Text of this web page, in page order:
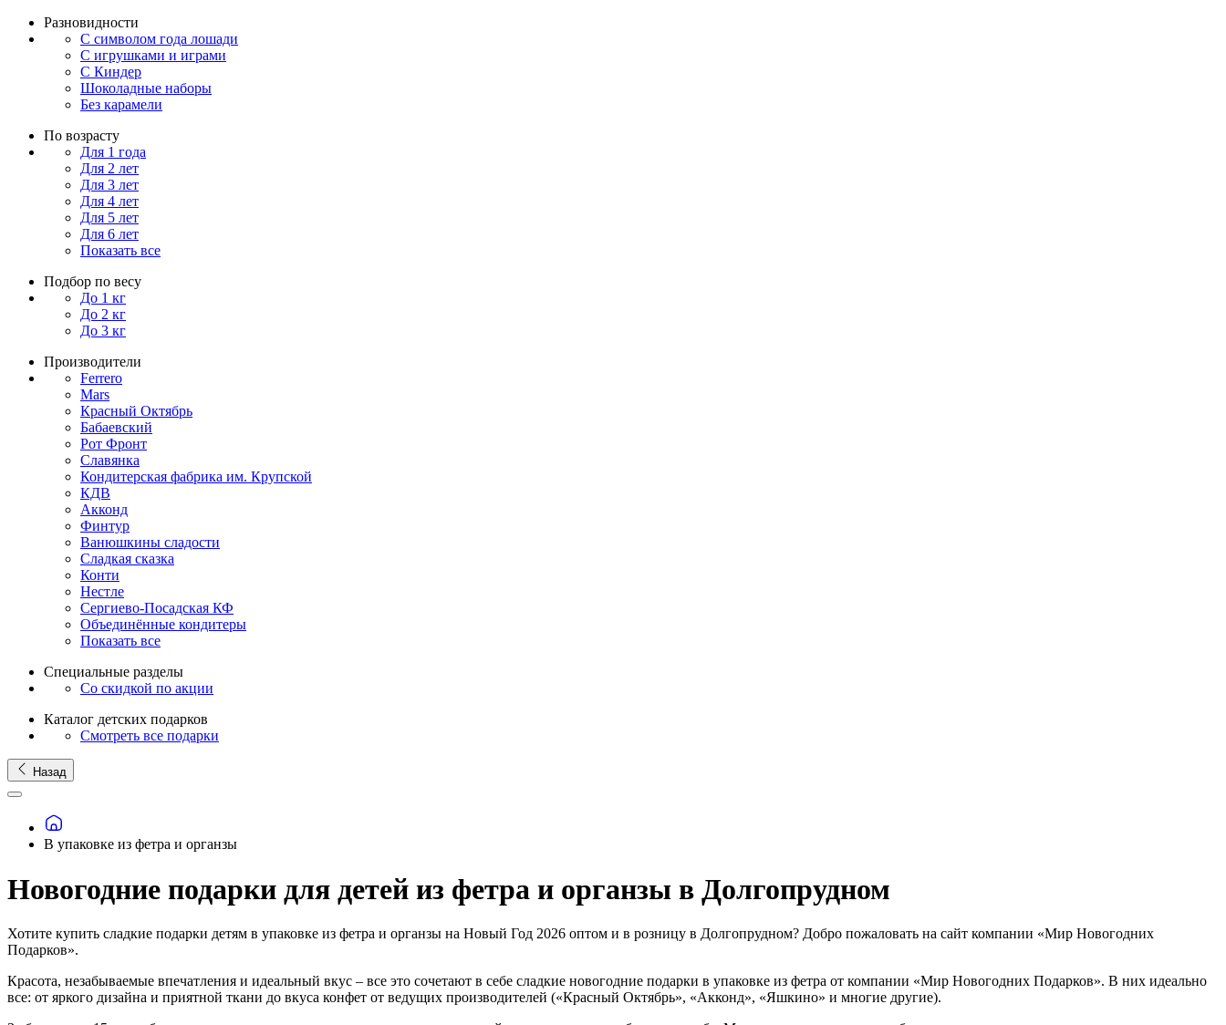
Разновидности
С символом года лошади
С игрушками и играми
С Киндер
Шоколадные наборы
Без карамели
По возрасту
Для 1 года
Для 2 лет
Для 3 лет
Для 4 лет
Для 5 лет
Для 6 лет
Показать все
Подбор по весу
До 1 кг
До 2 кг
До 3 кг
Производители
Ferrero
Mars
Красный Октябрь
Бабаевский
Рот Фронт
Славянка
Кондитерская фабрика им. Крупской
КДВ
Акконд
Финтур
Ванюшкины сладости
Сладкая сказка
Конти
Нестле
Сергиево-Посадская КФ
Объединённые кондитеры
Показать все
Специальные разделы
Со скидкой по акции
Каталог детских подарков
Смотреть все подарки
Назад
В упаковке из фетра и органзы
Новогодние подарки для детей из фетра и органзы в Долгопрудном
Хотите купить сладкие подарки детям в упаковке из фетра и органзы на Новый Год 2026 оптом и в розницу в Долгопрудном? Добро пожаловать на сайт компании «Мир Новогодних
Подарков».
Красота, незабываемые впечатления и идеальный вкус – все это сочетают в себе сладкие новогодние подарки в упаковке из фетра от компании «Мир Новогодних Подарков». В них идеально
все: от яркого дизайна и приятной ткани до вкуса конфет от ведущих производителей («Красный Октябрь», «Акконд», «Яшкино» и многие другие).